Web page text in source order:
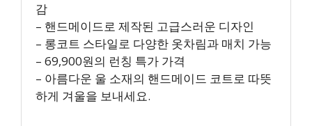
감
– 핸드메이드로 제작된 고급스러운 디자인
– 롱코트 스타일로 다양한 옷차림과 매치 가능
– 69,900원의 런칭 특가 가격
– 아름다운 울 소재의 핸드메이드 코트로 따뜻
하게 겨울을 보내세요.